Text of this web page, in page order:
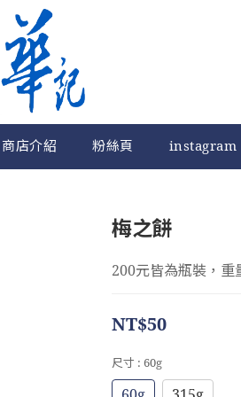
商店介紹 粉絲頁 instagram
梅之餅
200元皆為瓶裝，重
NT$50
尺寸 : 60g